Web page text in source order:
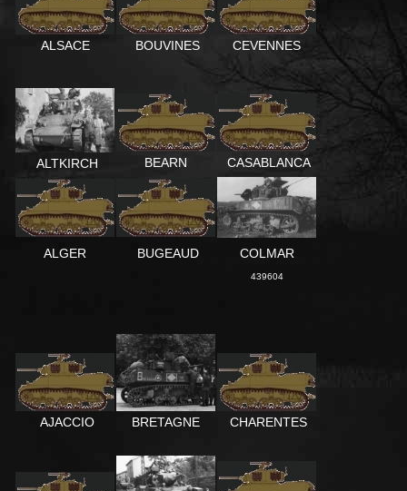
ALSACE BOUVINES CEVENNES
ALTKIRCH BEARN CASABLANCA
ALGER BUGEAUD COLMAR
439604
AJACCIO BRETAGNE CHARENTES